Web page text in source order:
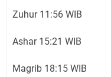
Zuhur 11:56 WIB
Ashar 15:21 WIB
Magrib 18:15 WIB